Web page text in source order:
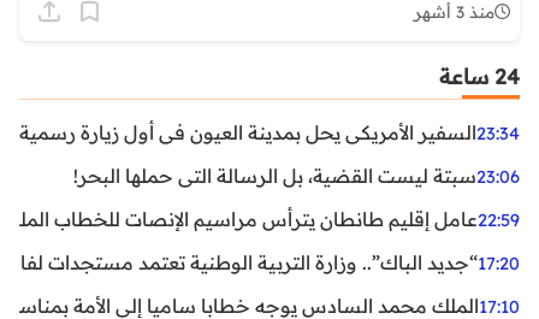
منذ 3 أشهر
24 ساعة
23:34السفير الأمريكي يحل بمدينة العيون في أول زيارة رسمية
23:06سبتة ليست القضية، بل الرسالة التي حملها البحر!
22:59عامل إقليم طانطان يترأس مراسيم الإنصات للخطاب
17:20“جديد الباك”.. وزارة التربية الوطنية تعتمد مستجدات
17:10الملك محمد السادس يوجه خطابا ساميا إلى الأمة بمناسبة الذكرى الـ27